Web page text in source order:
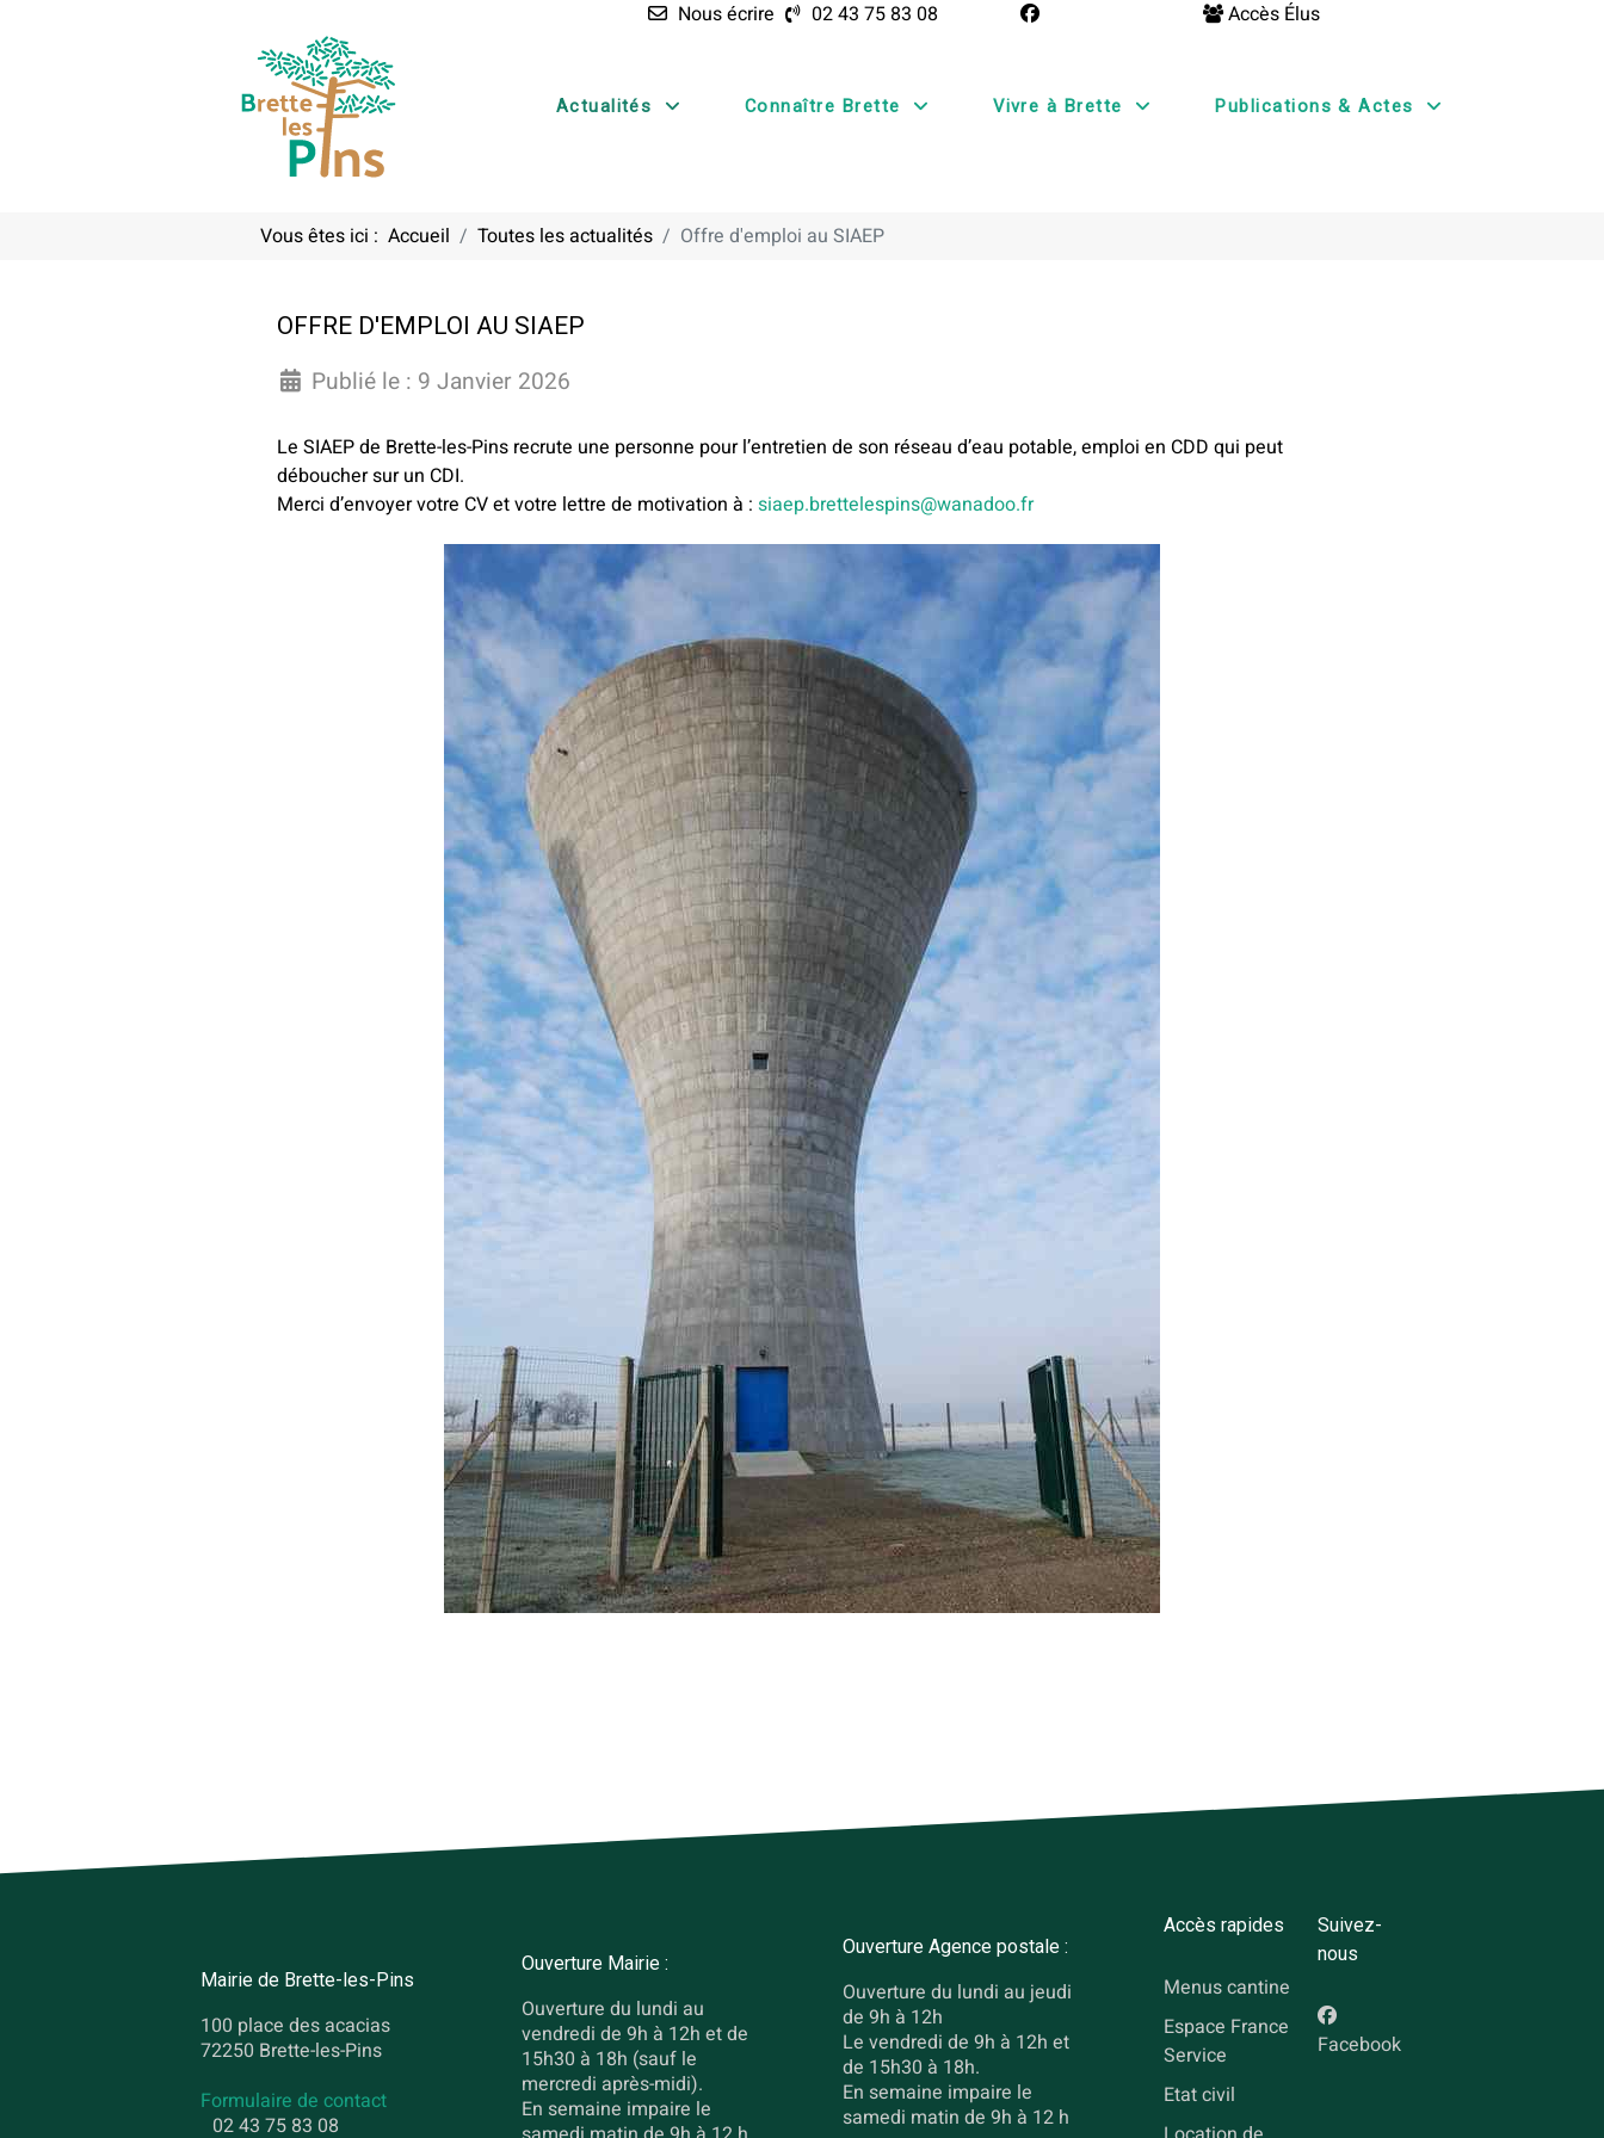
Nous écrire 02 43 75 83 08 Accès Élus
Actualités Connaître Brette Vivre à Brette Publications & Actes
Vous êtes ici : Accueil Toutes les actualités Offre d'emploi au SIAEP
OFFRE D'EMPLOI AU SIAEP
Publié le : 9 Janvier 2026
Le SIAEP de Brette-les-Pins recrute une personne pour l’entretien de son réseau d’eau potable, emploi en CDD qui peut
déboucher sur un CDI.
Merci d’envoyer votre CV et votre lettre de motivation à : siaep.brettelespins@wanadoo.fr
Mairie de Brette-les-Pins
100 place des acacias
72250 Brette-les-Pins
Formulaire de contact
02 43 75 83 08
Ouverture Mairie :
Ouverture du lundi au
vendredi de 9h à 12h et de
15h30 à 18h (sauf le
mercredi après-midi).
En semaine impaire le
Ouverture Agence postale :
Ouverture du lundi au jeudi
de 9h à 12h
Le vendredi de 9h à 12h et
de 15h30 à 18h.
En semaine impaire le
samedi matin de 9h à 12 h
Accès rapides
Menus cantine
Espace France
Service
Etat civil
Suivez-
nous
Facebook